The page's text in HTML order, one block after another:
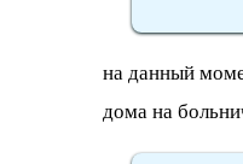
на данный
дома на